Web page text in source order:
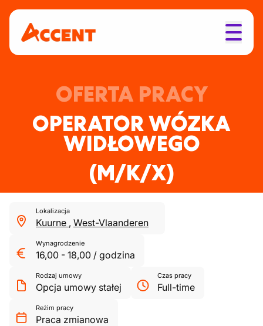
OFERTA PRACY
OPERATOR WÓZKA
WIDŁOWEGO
(M/K/X)
Lokalizacja
Kuurne , West-Vlaanderen
Wynagrodzenie
16,00 - 18,00 / godzina
Rodzaj umowy
Opcja umowy stałej
Czas pracy
Full-time
Reżim pracy
Praca zmianowa